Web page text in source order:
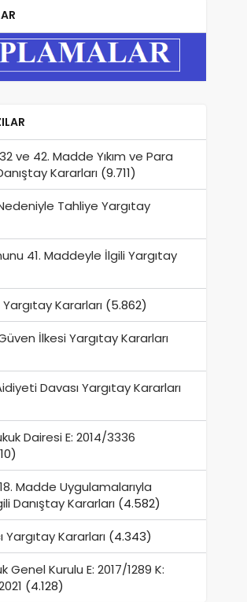
ve 42. Madde Yıkım ve Para
Kararları (9.711)
Tahliye Yargıtay
41. Maddeyle İlgili Yargıtay
Yargıtay Kararları (5.862)
İlkesi Yargıtay Kararları
Davası Yargıtay Kararları
Dairesi E: 2014/3336
Madde Uygulamalarıyla
Danıştay Kararları (4.582)
Kararları (4.343)
Genel Kurulu E: 2017/1289 K:
(4.128)